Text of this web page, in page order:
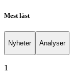
Mest läst
Nyheter Analyser
1